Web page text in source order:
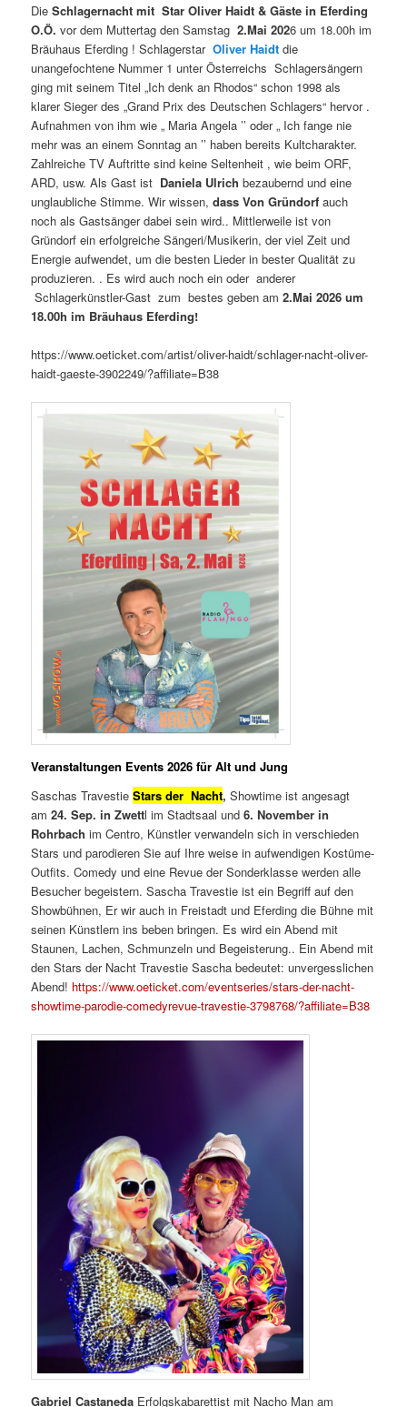
DieSchlagernacht mit Star Oliver Haidt & Gäste in Eferding
O.Ö. vor dem Muttertag den Samstag2.Mai 2026 um 18.00h im
Bräuhaus Eferding ! SchlagerstarOliver Haidtdie
unangefochtene Nummer 1 unter Österreichs Schlagersängern
ging mit seinem Titel „Ich denk an Rhodos“ schon 1998 als
klarer Sieger des „Grand Prix des Deutschen Schlagers“ hervor .
Aufnahmen von ihm wie „ Maria Angela ’’ oder „ Ich fange nie
mehr was an einem Sonntag an ’’ haben bereits Kultcharakter.
Zahlreiche TV Auftritte sind keine Seltenheit , wie beim ORF,
ARD, usw. Als Gast ist Daniela Ulrichbezaubernd und eine
unglaubliche Stimme. Wir wissen,dass Von Gründorf auch
noch als Gastsänger dabei sein wird.. Mittlerweile ist von
Gründorf ein erfolgreiche Sängeri/Musikerin, der viel Zeit und
Energie aufwendet, um die besten Lieder in bester Qualität zu
produzieren. . Es wird auch noch ein oder anderer
Schlagerkünstler-Gast zum bestes geben am2.Mai 2026 um
18.00h im Bräuhaus Eferding!
https://www.oeticket.com/artist/oliver-haidt/schlager-nacht-oliver-
haidt-gaeste-3902249/?affiliate=B38
Veranstaltungen Events 2026 für Alt und Jung
Saschas TravestieStars der Nacht, Showtime ist angesagt
am24. Sep. in Zwettl im Stadtsaal und6. November in
Rohrbach im Centro, Künstler verwandeln sich in verschieden
Stars und parodieren Sie auf Ihre weise in aufwendigen Kostüme-
Outfits. Comedy und eine Revue der Sonderklasse werden alle
Besucher begeistern. Sascha Travestie ist ein Begriff auf den
Showbühnen, Er wir auch in Freistadt und Eferding die Bühne mit
seinen Künstlern ins beben bringen. Es wird ein Abend mit
Staunen, Lachen, Schmunzeln und Begeisterung.. Ein Abend mit
den Stars der Nacht Travestie Sascha bedeutet: unvergesslichen
Abend! https://www.oeticket.com/eventseries/stars-der-nacht-
showtime-parodie-comedyrevue-travestie-3798768/?affiliate=B38
Gabriel Castaneda Erfolgskabarettist mit Nacho Man am